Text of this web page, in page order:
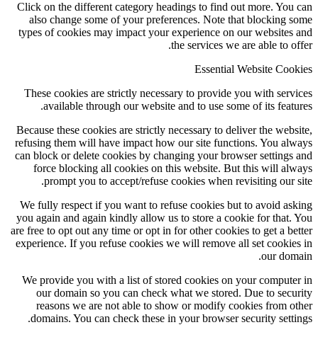
Click on the different category headings to find out
also change some of your preferences. Note that
types of cookies may impact your experience on
the services we
Essential
These cookies are strictly necessary to provide
available through our website and to use some
Because these cookies are strictly necessary to
refusing them will have impact how our site
can block or delete cookies by changing your
force blocking all cookies on this website. But
prompt you to accept/refuse cookies when
We fully respect if you want to refuse cookies but
you again and again kindly allow us to store a
are free to opt out any time or opt in for other cookies
experience. If you refuse cookies we will remove all
We provide you with a list of stored cookies on
our domain so you can check what we stored.
reasons we are not able to show or modify
domains. You can check these in your browser